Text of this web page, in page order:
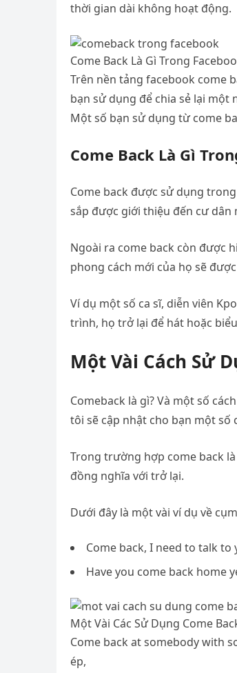
thời gian dài không hoạt động.
Come Back Là Gì Trong
Trên nền tảng facebook come
bạn sử dụng để chia sẻ lại
Một số bạn sử dụng từ come
Come Back Là Gì
Come back được sử dụng
sắp được giới thiệu đến cư dân
Ngoài ra come back còn được
phong cách mới của họ sẽ
Ví dụ một số ca sĩ, diễn viên
trình, họ trở lại để hát hoặc
Một Vài Cách Sử
Comeback là gì? Và một số
tôi sẽ cập nhật cho bạn một số
Trong trường hợp come back
đồng nghĩa với trở lại.
Dưới đây là một vài ví dụ về
Come back, I need to talk to
Have you come back home
Một Vài Các Sử Dụng Come
Come back at somebody with
ép,